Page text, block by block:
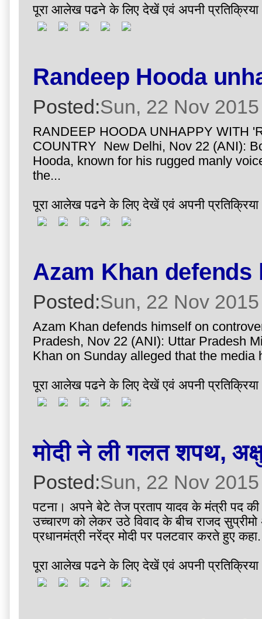
पूरा आलेख पढने के लिए देखें एवं अपनी
Randeep Hooda
Posted:Sun, 22 Nov
RANDEEP HOODA UNHAPPY WITH
COUNTRY New Delhi, Nov 22 (ANI):
Hooda, known for his rugged manly
the...
पूरा आलेख पढने के लिए देखें एवं अपनी
Azam Khan
Posted:Sun, 22 Nov
Azam Khan defends himself on
Pradesh, Nov 22 (ANI): Uttar Pradesh
Khan on Sunday alleged that the media
पूरा आलेख पढने के लिए देखें एवं अपनी
मोदी ने ली गलत शपथ,
Posted:Sun, 22 Nov
पटना। अपने बेटे तेज प्रताप यादव के मंत्री पद
उच्चारण को लेकर उठे विवाद के बीच राजद सुप्रीमो
प्रधानमंत्री नरेंद्र मोदी पर पलटवार करते हुए
पूरा आलेख पढने के लिए देखें एवं अपनी